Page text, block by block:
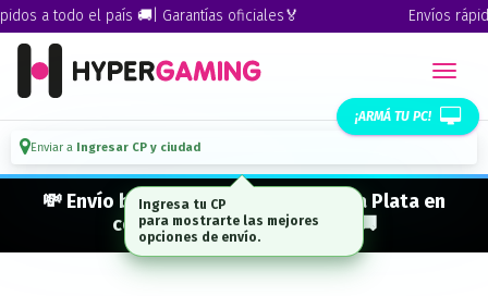
a todo el país 🚚| Garantías oficiales🏅 Envíos
¡ARMÁ TU PC!
Enviar a Ingresar CP y ciudad
💸 Envío bonificado a CABA · GBA · La Plata en
compras desde $ 300.000* 🚚